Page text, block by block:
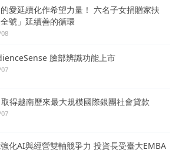
愛延續化作希望力量！ 六名子女捐贈家扶
全號」延續善的循環
臉部辨識功能上市
得越南歷來最大規模國際銀團社會貸款
化AI與經營雙軸競爭力 投資長受臺大EMBA